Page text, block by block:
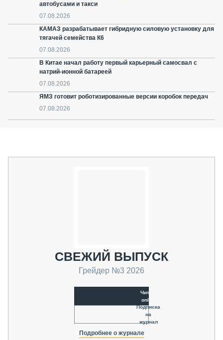
автобусами и такси
07.08.2026
КАМАЗ разрабатывает гибридную силовую установку для
тягачей семейства К6
07.08.2026
В Китае начал работу первый карьерный самосвал с
натрий-ионной батареей
07.08.2026
ЯМЗ готовит роботизированные версии коробок передач
07.08.2026
СВЕЖИЙ ВЫПУСК
Грейдер №3 2026
Читать
online
Подписка
на
журнал
Подробнее о журнале